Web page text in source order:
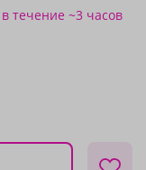
в течение ~3 часов